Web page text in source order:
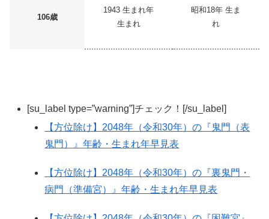
106歳
1943 生まれ年
生まれ
昭和18年 生ま
れ
[su_label type=”warning”]チェック！[/su_label]
【方位除け】2048年（令和30年）の『鬼門（表
鬼門）』年齢・生まれ年早見表
【方位除け】2048年（令和30年）の『裏鬼門・
病門（準備宮）』年齢・生まれ年早見表